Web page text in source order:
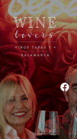
Wine Lovers Salamanca
Siente el Alma del Vino